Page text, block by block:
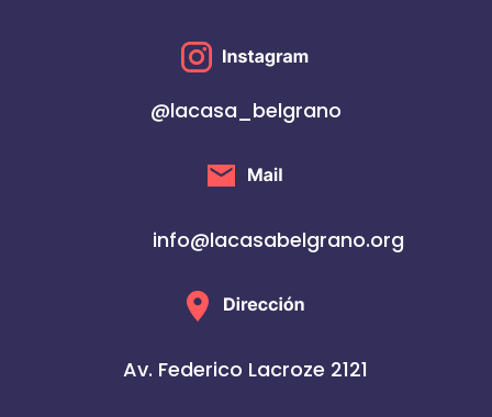
@lacasa_belgrano
info@lacasabelgrano.org
Av. Federico Lacroze 2121